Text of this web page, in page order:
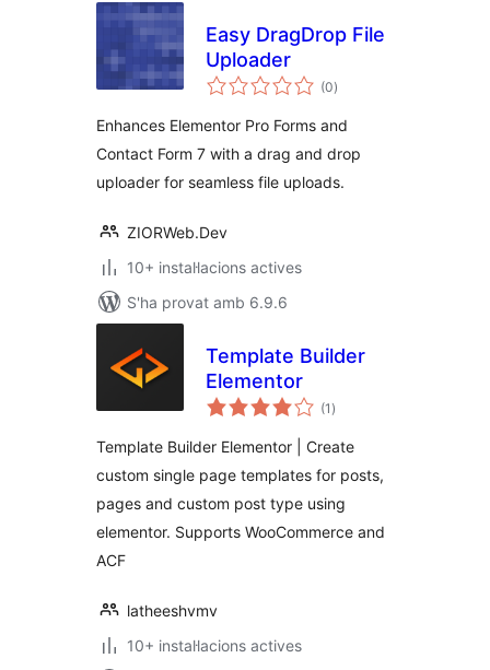
Easy DragDrop File
Uploader
(0puntuacions
totals
)
Enhances Elementor Pro Forms and
Contact Form 7 with a drag and drop
uploader for seamless file uploads.
ZIORWeb.Dev
10+ instal·lacions actives
S'ha provat amb 6.9.6
Template Builder
Elementor
(1 puntuacions
totals
)
Template Builder Elementor | Create
custom single page templates for posts,
pages and custom post type using
elementor. Supports WooCommerce and
ACF
latheeshvmv
10+ instal·lacions actives